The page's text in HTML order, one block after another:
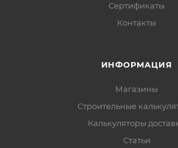
Сертификаты
Контакты
ИНФОРМАЦИЯ
Магазины
Строительные
Калькуляторы
Статьи